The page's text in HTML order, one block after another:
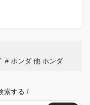
ホンダ 他 ホンダ
索する /